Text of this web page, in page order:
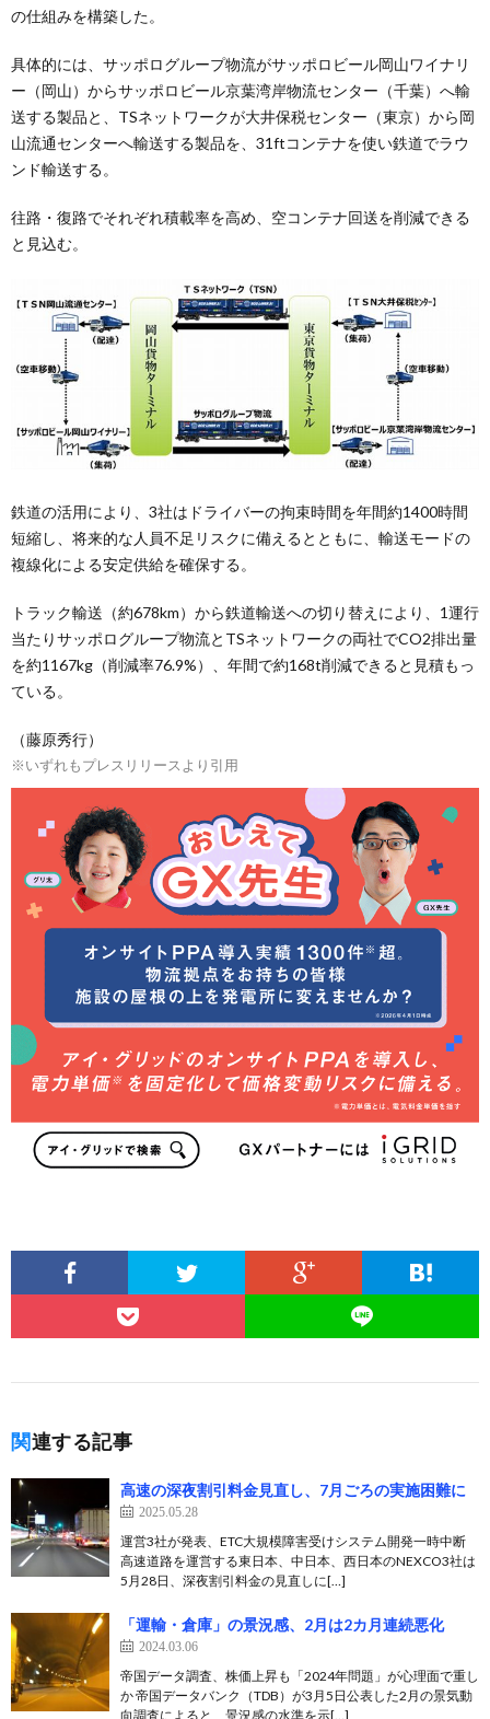
の仕組みを構築した。
具体的には、サッポログループ物流がサッポロビール岡山ワイナリ
ー（岡山）からサッポロビール京葉湾岸物流センター（千葉）へ輸
送する製品と、TSネットワークが大井保税センター（東京）から岡
山流通センターへ輸送する製品を、31ftコンテナを使い鉄道でラウ
ンド輸送する。
往路・復路でそれぞれ積載率を高め、空コンテナ回送を削減できる
と見込む。
鉄道の活用により、3社はドライバーの拘束時間を年間約1400時間
短縮し、将来的な人員不足リスクに備えるとともに、輸送モードの
複線化による安定供給を確保する。
トラック輸送（約678km）から鉄道輸送への切り替えにより、1運行
当たりサッポログループ物流とTSネットワークの両社でCO2排出量
を約1167kg（削減率76.9%）、年間で約168t削減できると見積もっ
ている。
（藤原秀行）
※いずれもプレスリリースより引用
関連する記事
高速の深夜割引料金見直し、7月ごろの実施困難に
2025.05.28
運営3社が発表、ETC大規模障害受けシステム開発一時中断
高速道路を運営する東日本、中日本、西日本のNEXCO3社は
5月28日、深夜割引料金の見直しに[…]
「運輸・倉庫」の景況感、2月は2カ月連続悪化
2024.03.06
帝国データ調査、株価上昇も「2024年問題」が心理面で重し
か 帝国データバンク（TDB）が3月5日公表した2月の景気動
向調査によると、景況感の水準を示[…]